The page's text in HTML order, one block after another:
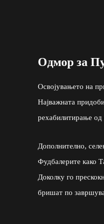
Одмор за
Освојувањето на
Најважната
рехабилитирање од
Дополнително,
Фудбалерите како
Доколку го
бришат по